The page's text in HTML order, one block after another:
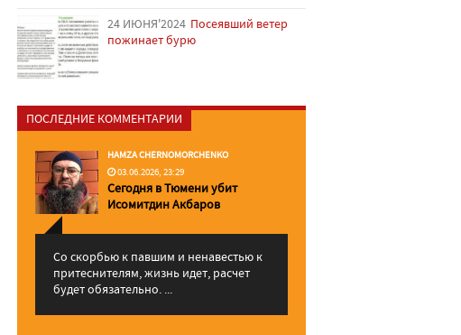
24 ИЮНЯ'2024 Посеявший ветер
пожинает бурю
ПОСЛЕДНИЕ КОММЕНТАРИИ
HAMZA CHERNOMORCHENKO
03.06.2026, 23:29
Сегодня в Тюмени убит
Исомитдин Акбаров
Со скорбью к павшим и ненавестью к
притеснителям, жизнь идет, расчет
будет обязательно. ...